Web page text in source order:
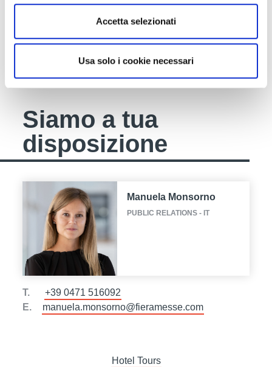
Accetta selezionati
Usa solo i cookie necessari
DOWNLOAD
Siamo a tua
disposizione
Manuela Monsorno
PUBLIC RELATIONS - IT
T.
+39 0471 516092
E.
manuela.monsorno@fieramesse.com
Hotel Tours